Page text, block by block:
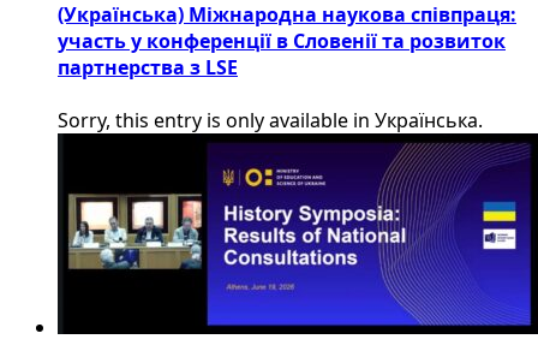
(Українська) Міжнародна наукова співпраця:
участь у конференції в Словенії та розвиток
партнерства з LSE
Sorry, this entry is only available in Українська.